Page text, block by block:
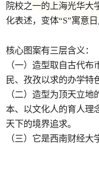
院校之一的上海光华大
化表述，变体“S”寓意
核心图案有三层含义：
（一）造型取自古代
民、孜孜以求的办学特
（二）造型为顶天立
本、以文化人的育人理
天下的境界追求。
（三）它是西南财经大